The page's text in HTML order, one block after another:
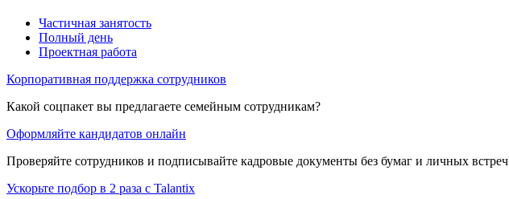
Частичная занятость
Полный день
Проектная работа
Корпоративная поддержка сотрудников
Какой соцпакет вы предлагаете семейным сотрудникам?
Оформляйте кандидатов онлайн
Проверяйте сотрудников и подписывайте кадровые документы без бумаг и личных встреч
Ускорьте подбор в 2 раза с Talantix